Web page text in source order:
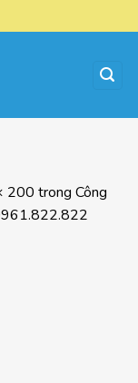
200 trong Công